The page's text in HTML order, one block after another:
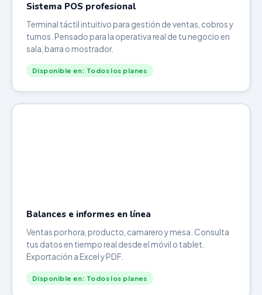
Sistema POS profesional
Terminal táctil intuitivo para gestión de ventas, cobros y
turnos. Pensado para la operativa real de tu negocio en
sala, barra o mostrador.
Disponible en: Todos los planes
Balances e informes en línea
Ventas por hora, producto, camarero y mesa. Consulta
tus datos en tiempo real desde el móvil o tablet.
Exportación a Excel y PDF.
Disponible en: Todos los planes